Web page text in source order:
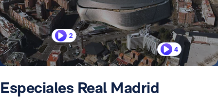
2
4
Especiales Real Madrid